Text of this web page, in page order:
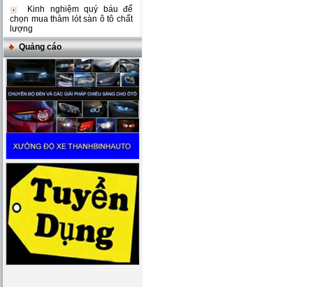
Kinh nghiệm quý báu để
chọn mua thảm lót sàn ô tô chất
lượng
Quảng cáo